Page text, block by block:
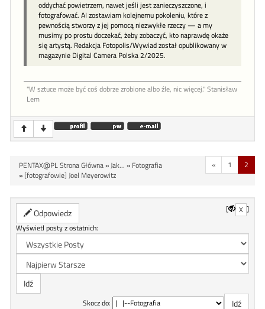
oddychać powietrzem, nawet jeśli jest zanieczyszczone, i
fotografować. AI zostawiam kolejnemu pokoleniu, które z
pewnością stworzy z jej pomocą niezwykłe rzeczy — a my
musimy po prostu doczekać, żeby zobaczyć, kto naprawdę okaże
się artystą. Redakcja Fotopolis/Wywiad został opublikowany w
magazynie Digital Camera Polska 2/2025.
"W sztu­ce może być coś dob­rze zro­bione al­bo źle, nic więcej." Stanisław
Lem
« 1 2
PENTAX@PL Strona Główna»Jak... » Fotografia
» [fotografowie] Joel Meyerowitz
Odpowiedz [ X ]
Wyświetl posty z ostatnich:
Skocz do: